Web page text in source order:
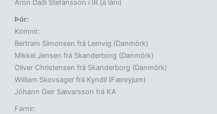
Aron Daði Stefánsson í ÍR (á láni)
Þór:
Komnir:
Bertram Simonsen frá Lemvig (Danmörk)
Mikkel Jensen frá Skanderborg (Danmörk)
Oliver Christensen frá Skanderborg (Danmörk)
William Skovsager frá Kyndil (Færeyjum)
Jóhann Geir Sævarsson frá KA
Farnir: